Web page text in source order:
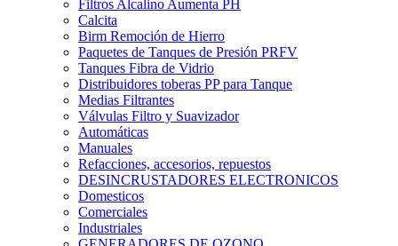
Filtros Alcalino Aumenta PH
Calcita
Birm Remoción de Hierro
Paquetes de Tanques de Presión PRFV
Tanques Fibra de Vidrio
Distribuidores toberas PP para Tanque
Medias Filtrantes
Válvulas Filtro y Suavizador
Automáticas
Manuales
Refacciones, accesorios, repuestos
DESINCRUSTADORES ELECTRONICOS
Domesticos
Comerciales
Industriales